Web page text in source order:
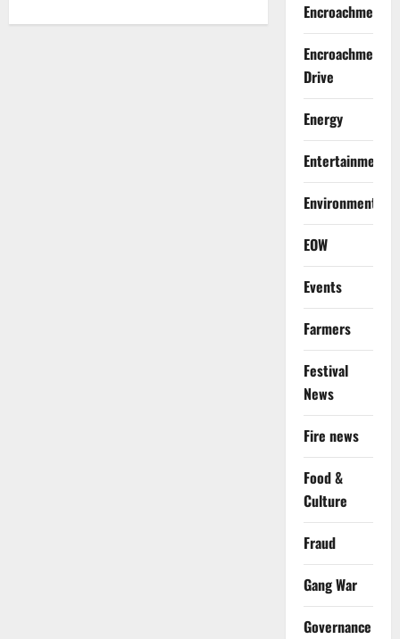
Encroachment
Encroachment
Drive
Energy
Entertainment
Environment
EOW
Events
Farmers
Festival
News
Fire news
Food &
Culture
Fraud
Gang War
Governance